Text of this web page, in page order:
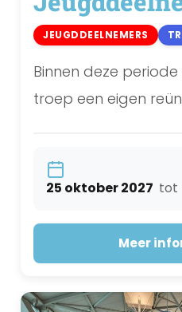
JEUGDDEELNEMERS
Binnen deze
troep een eigen
25 oktober 2027 tot
Meer